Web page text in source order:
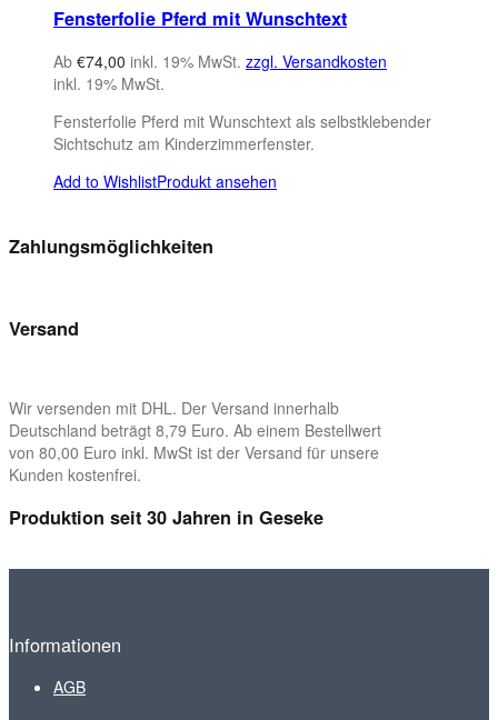
Fensterfolie Pferd mit Wunschtext
Ab €74,00 inkl. 19% MwSt. zzgl. Versandkosten
inkl. 19% MwSt.
Fensterfolie Pferd mit Wunschtext als selbstklebender
Sichtschutz am Kinderzimmerfenster.
Add to WishlistProdukt ansehen
Zahlungsmöglichkeiten
Versand
Wir versenden mit DHL. Der Versand innerhalb
Deutschland beträgt 8,79 Euro. Ab einem Bestellwert
von 80,00 Euro inkl. MwSt ist der Versand für unsere
Kunden kostenfrei.
Produktion seit 30 Jahren in Geseke
Informationen
AGB